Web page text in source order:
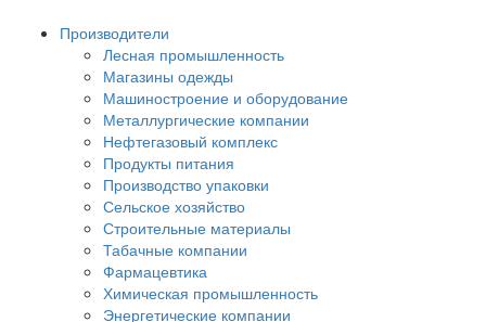
Производители
Лесная промышленность
Магазины одежды
Машиностроение и оборудование
Металлургические компании
Нефтегазовый комплекс
Продукты питания
Производство упаковки
Сельское хозяйство
Строительные материалы
Табачные компании
Фармацевтика
Химическая промышленность
Энергетические компании